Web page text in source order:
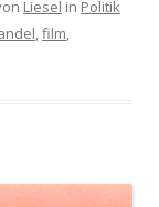
Liesel in Politik
film